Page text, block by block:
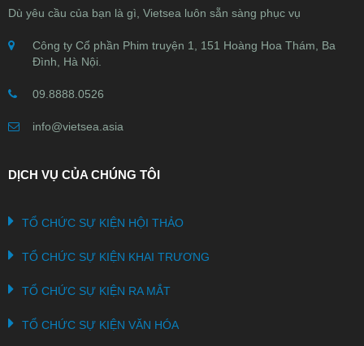
Dù yêu cầu của bạn là gì, Vietsea luôn sẵn sàng phục vụ
Công ty Cổ phần Phim truyện 1, 151 Hoàng Hoa Thám, Ba
Đình, Hà Nội.
09.8888.0526
info@vietsea.asia
DỊCH VỤ CỦA CHÚNG TÔI
TỔ CHỨC SỰ KIỆN HỘI THẢO
TỔ CHỨC SỰ KIỆN KHAI TRƯƠNG
TỔ CHỨC SỰ KIỆN RA MẮT
TỔ CHỨC SỰ KIỆN VĂN HÓA